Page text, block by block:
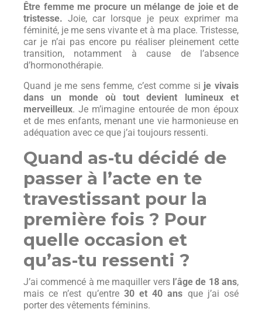
Être femme me procure un mélange de joie et de
tristesse. Joie, car lorsque je peux exprimer ma
féminité, je me sens vivante et à ma place. Tristesse,
car je n’ai pas encore pu réaliser pleinement cette
transition, notamment à cause de l’absence
d’hormonothérapie.
Quand je me sens femme, c’est comme si je vivais
dans un monde où tout devient lumineux et
merveilleux. Je m’imagine entourée de mon époux
et de mes enfants, menant une vie harmonieuse en
adéquation avec ce que j’ai toujours ressenti.
Quand as-tu décidé de
passer à l’acte en te
travestissant pour la
première fois ? Pour
quelle occasion et
qu’as-tu ressenti ?
J’ai commencé à me maquiller vers l’âge de 18 ans,
mais ce n’est qu’entre 30 et 40 ans que j’ai osé
porter des vêtements féminins.